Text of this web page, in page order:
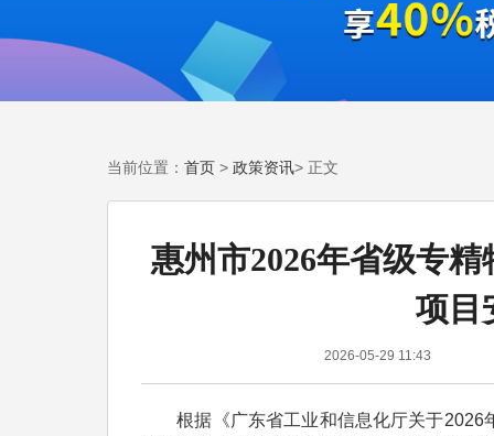
当前位置： 首页 > 政策资讯> 正文
惠州市2026年省级专
项目
2026-05-29 11:43
根据《广东省工业和信息化厅关于2026